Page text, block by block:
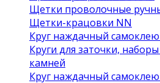
Щетки проволочные
Щетки-крацовки NN
Круг наждачный
Круги для заточки,
камней
Круг наждачный